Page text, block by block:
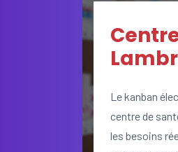
Le kanban
centre de
les besoins